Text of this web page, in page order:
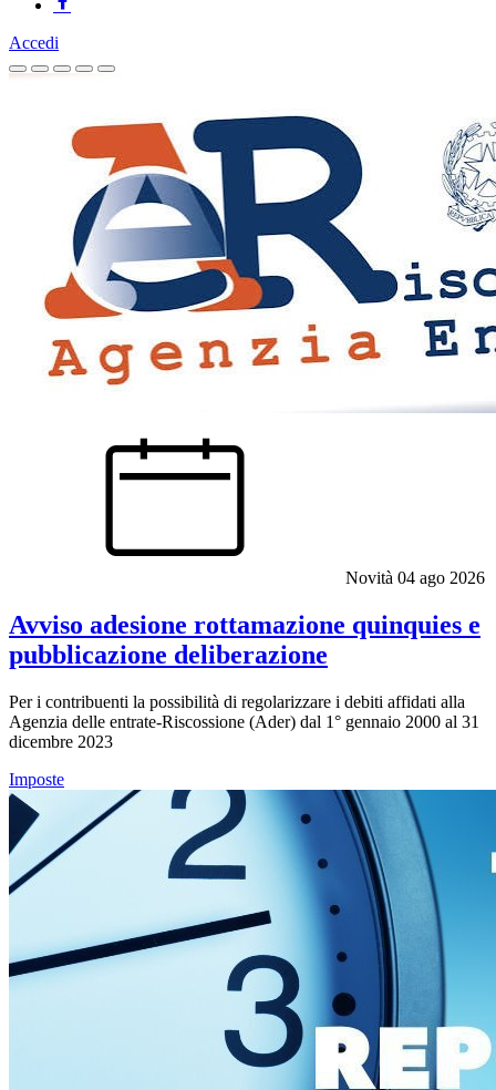
Accedi
Homepage
Novità 04 ago 2026
Avviso adesione rottamazione quinquies e
pubblicazione deliberazione
Per i contribuenti la possibilità di regolarizzare i debiti affidati alla
Agenzia delle entrate-Riscossione (Ader) dal 1° gennaio 2000 al 31
dicembre 2023
Imposte